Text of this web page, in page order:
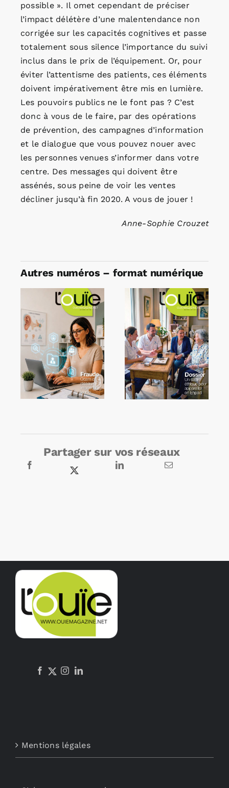
possible ». Il omet cependant de préciser
l’impact délétère d’une malentendance non
corrigée sur les capacités cognitives et passe
totalement sous silence l’importance du suivi
inclus dans le prix de l’équipement. Or, pour
éviter l’attentisme des patients, ces éléments
doivent impérativement être mis en lumière.
Les pouvoirs publics ne le font pas ? C’est
donc à vous de le faire, par des opérations
de prévention, des campagnes d’information
et le dialogue que vous pouvez nouer avec
les personnes venues s’informer dans votre
centre. Des messages qui doivent être
assénés, sous peine de voir les ventes
décliner jusqu’à fin 2020. A vous de jouer !
Anne-Sophie Crouzet
Autres numéros – format numérique
Partager sur vos réseaux
Mentions légales